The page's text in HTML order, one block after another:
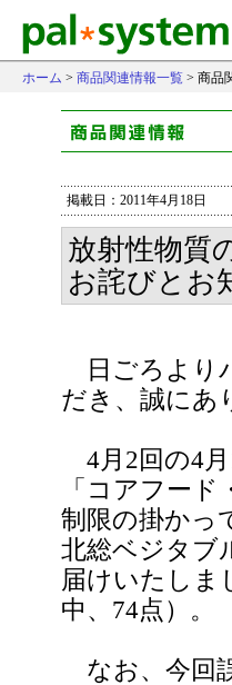
ホーム > 商品関連情報一覧 > 商品
掲載日：2011年4月18日
放射性物質
お詫びとお
日ごろより
だき、誠にあ
4月2回の4
「コアフー
制限の掛かっ
北総ベジタブ
届けいたしま
中、74点）。
なお、今回